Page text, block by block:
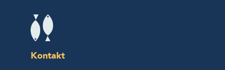
Kontakt